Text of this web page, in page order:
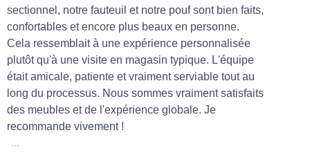
sectionnel, notre fauteuil et notre pouf sont bien faits,
confortables et encore plus beaux en personne.
Cela ressemblait à une expérience personnalisée
plutôt qu'à une visite en magasin typique. L'équipe
était amicale, patiente et vraiment serviable tout au
long du processus. Nous sommes vraiment satisfaits
des meubles et de l'expérience globale. Je
recommande vivement !